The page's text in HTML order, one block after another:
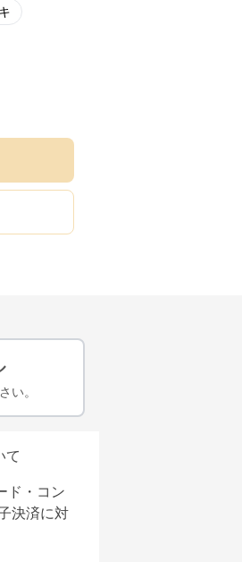
い。
て
ド・コン
決済に対